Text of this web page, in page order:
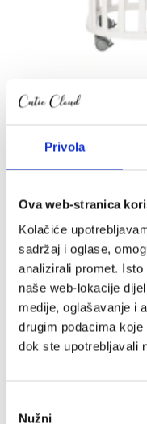
Privola
Ova web-stranica
Kolačiće
sadržaj i oglase,
analizirali promet.
naše web-lokacije
medije, oglašavanje i
drugim podacima
dok ste upotrebljavali
Nužni
Cutie komplet 4u1